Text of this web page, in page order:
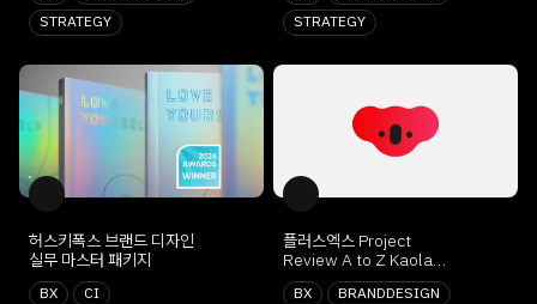
STRATEGY
STRATEGY
허스키폭스 브랜드 디자인
실무 마스터 패키지
BX CI
플러스엑스 Project
Review A to Z Kaola
BX Design by. 신명섭
BX
BRANDDESIGN